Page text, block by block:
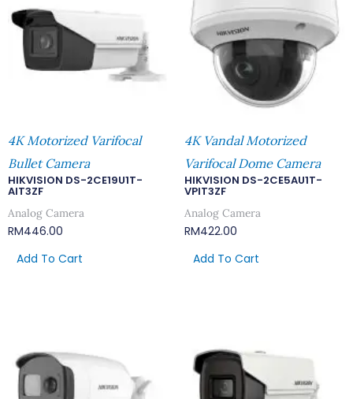
4K Motorized Varifocal
Bullet Camera
HIKVISION DS-2CE19U1T-
AIT3ZF
Analog Camera
RM446.00
Add To Cart
4K Vandal Motorized
Varifocal Dome Camera
HIKVISION DS-2CE5AU1T-
VPIT3ZF
Analog Camera
RM422.00
Add To Cart